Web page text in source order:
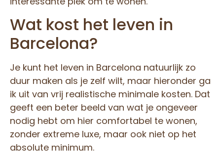
Wat kost het leven in
Barcelona?
Je kunt het leven in Barcelona natuurlijk zo
duur maken als je zelf wilt, maar hieronder ga
ik uit van vrij realistische minimale kosten. Dat
geeft een beter beeld van wat je ongeveer
nodig hebt om hier comfortabel te wonen,
zonder extreme luxe, maar ook niet op het
absolute minimum.